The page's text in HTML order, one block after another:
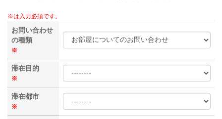
※は入力必須です。
お問い合わせ
の種類
※
滞在目的
※
滞在都市
※